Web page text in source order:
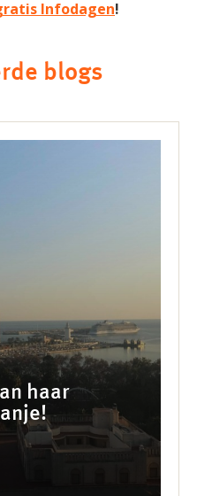
Infodagen!
blogs
haar